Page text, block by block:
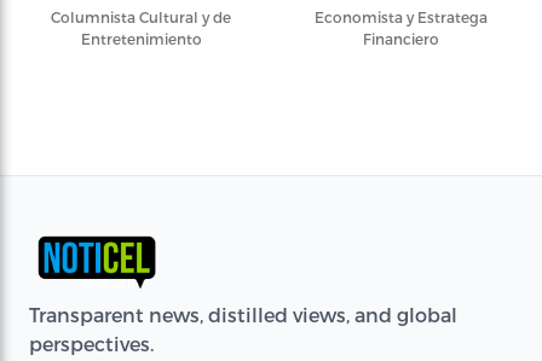
Columnista Cultural y de
Entretenimiento
Economista y Estratega
Financiero
Transparent news, distilled views, and global
perspectives.